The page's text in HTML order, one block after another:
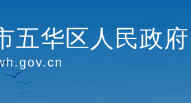
五华区人民政府